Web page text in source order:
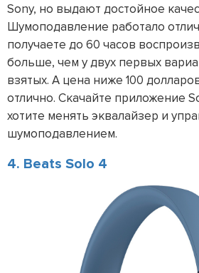
Sony, но выдают достойное
Шумоподавление работало
получаете до 60 часов
больше, чем у двух первых
взятых. А цена ниже 100
отлично. Скачайте приложение
хотите менять эквалайзер и
шумоподавлением.
4. Beats Solo 4